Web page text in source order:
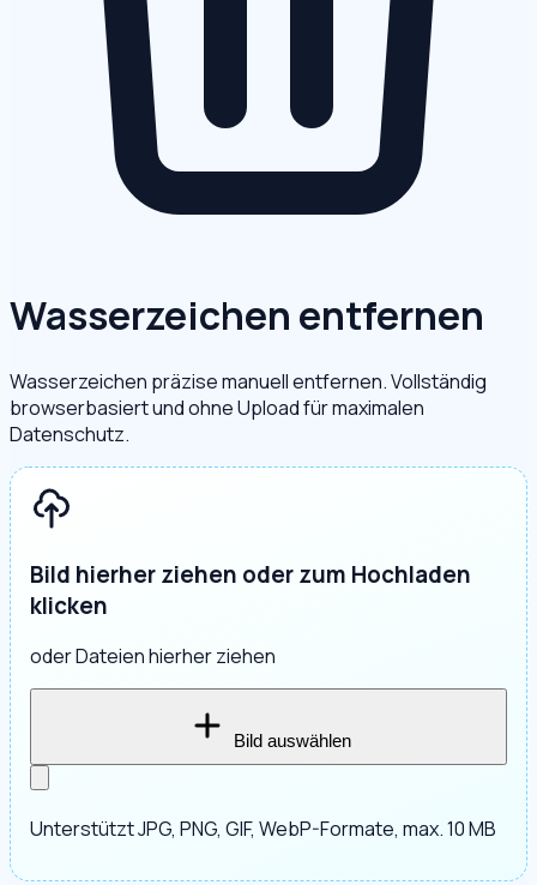
Wasserzeichen entfernen
Wasserzeichen präzise manuell entfernen. Vollständig
browserbasiert und ohne Upload für maximalen
Datenschutz.
Bild hierher ziehen oder zum Hochladen
klicken
oder Dateien hierher ziehen
Bild auswählen
Unterstützt JPG, PNG, GIF, WebP-Formate, max. 10 MB